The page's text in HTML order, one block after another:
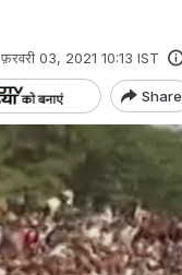
फ़रवरी 03, 2021 10:13 IST
Share